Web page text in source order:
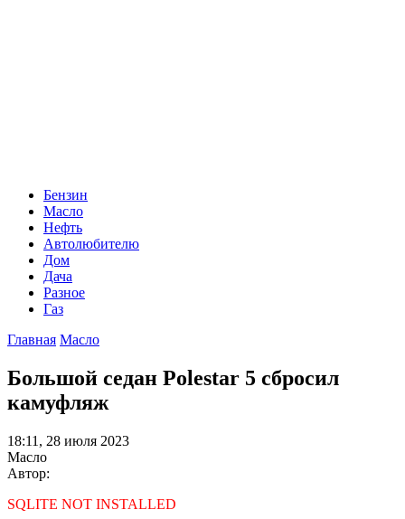
Бензин
Масло
Нефть
Автолюбителю
Дом
Дача
Разное
Газ
Главная Масло
Большой седан Polestar 5 сбросил
камуфляж
18:11, 28 июля 2023
Масло
Автор:
SQLITE NOT INSTALLED